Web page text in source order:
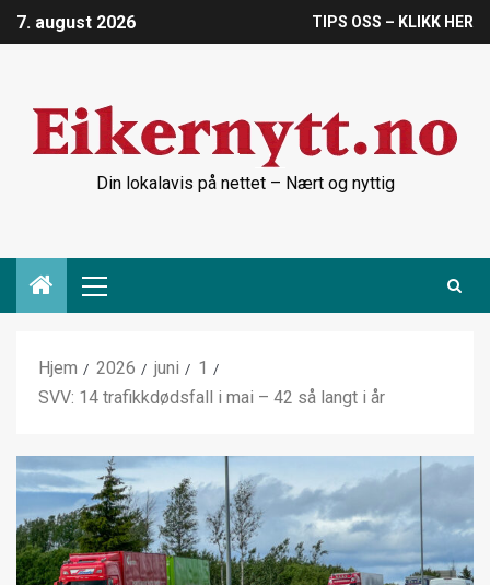
7. august 2026 TIPS OSS – KLIKK HER
Din lokalavis på nettet – Nært og nyttig
Hjem 2026 juni
1
SVV: 14 trafikkdødsfall i mai – 42 så langt i år